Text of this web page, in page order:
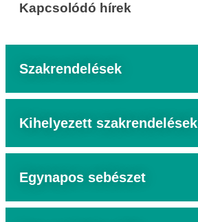
Kapcsolódó hírek
Szakrendelések
Kihelyezett szakrendelések
Egynapos sebészet